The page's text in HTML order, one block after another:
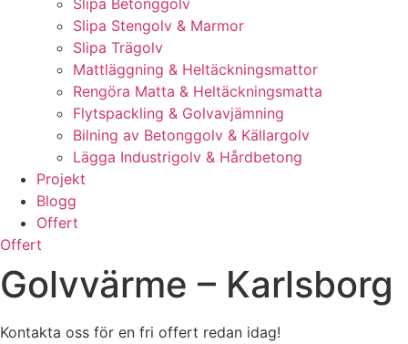
Slipa Betonggolv
Slipa Stengolv & Marmor
Slipa Trägolv
Mattläggning & Heltäckningsmattor
Rengöra Matta & Heltäckningsmatta
Flytspackling & Golvavjämning
Bilning av Betonggolv & Källargolv
Lägga Industrigolv & Hårdbetong
Projekt
Blogg
Offert
Offert
Golvvärme – Karlsborg
Kontakta oss för en fri offert redan idag!